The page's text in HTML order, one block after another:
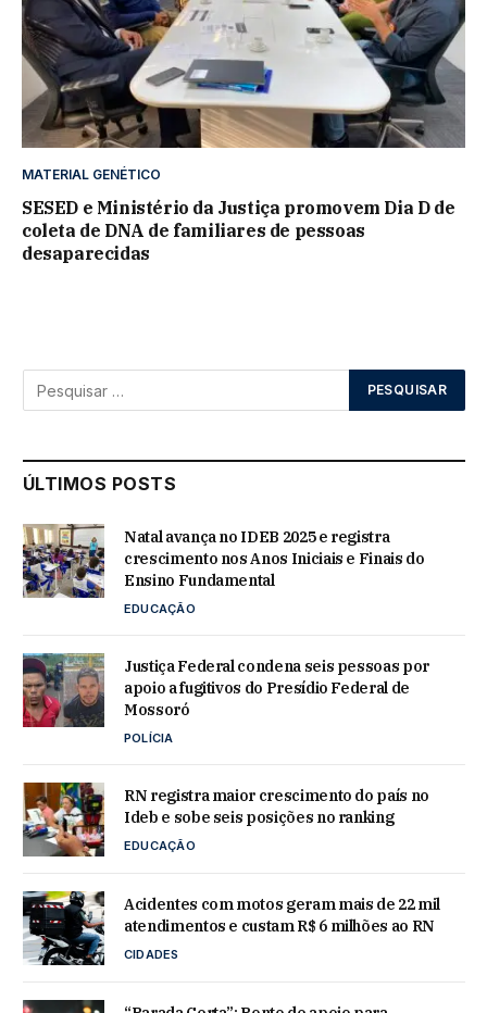
MATERIAL GENÉTICO
SESED e Ministério da Justiça promovem Dia D de
coleta de DNA de familiares de pessoas
desaparecidas
ÚLTIMOS POSTS
Natal avança no IDEB 2025 e registra
crescimento nos Anos Iniciais e Finais do
Ensino Fundamental
EDUCAÇÃO
Justiça Federal condena seis pessoas por
apoio a fugitivos do Presídio Federal de
Mossoró
POLÍCIA
RN registra maior crescimento do país no
Ideb e sobe seis posições no ranking
EDUCAÇÃO
Acidentes com motos geram mais de 22 mil
atendimentos e custam R$ 6 milhões ao RN
CIDADES